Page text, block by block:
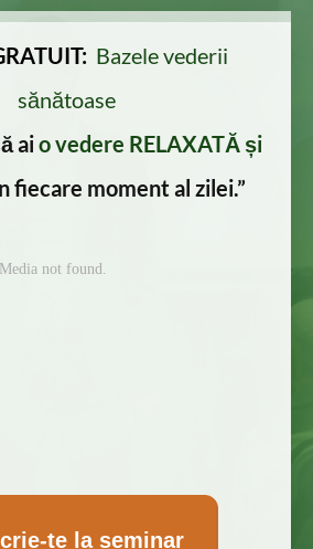
Bazele vederii
sănătoase
aio vedere RELAXATĂ și
fiecare moment al zilei.”
te la seminar